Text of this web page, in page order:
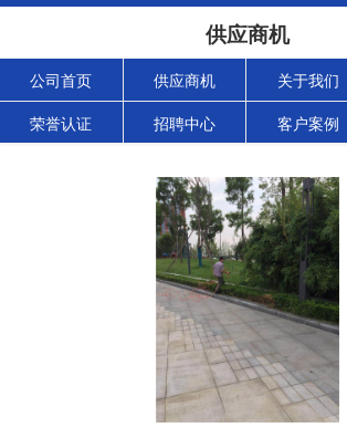
供应商机
公司首页 供应商机 关于我们
荣誉认证 招聘中心 客户案例